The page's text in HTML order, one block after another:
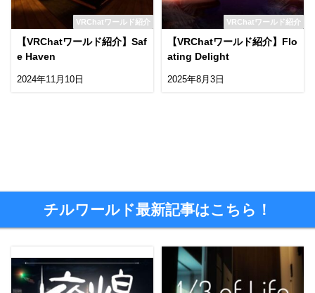
VRChatワールド紹介
【VRChatワールド紹介】Saf
e Haven
2024年11月10日
VRChatワールド紹介
【VRChatワールド紹介】Flo
ating Delight
2025年8月3日
チルワールド最新記事はこちら！